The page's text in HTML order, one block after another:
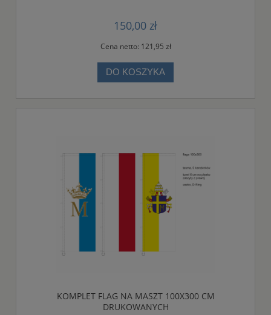
150,00 zł
Cena netto: 121,95 zł
DO KOSZYKA
KOMPLET FLAG NA MASZT 100X300 CM
DRUKOWANYCH